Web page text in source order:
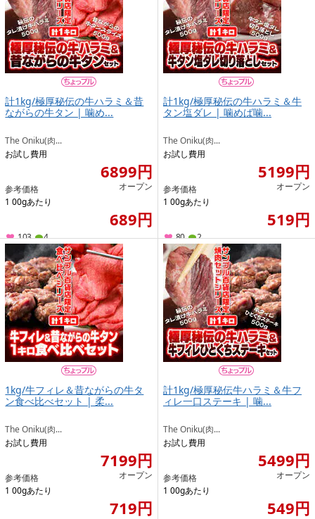
計1kg/極厚秘伝の牛ハラミ＆昔
ながらの牛タン | 噛め...
The Oniku(肉...
お試し費用
6899円
参考価格
オープン
1 00gあたり
689円
103 4
計1kg/極厚秘伝の牛ハラミ＆牛
タン塩ダレ | 噛めば噛...
The Oniku(肉...
お試し費用
5199円
参考価格
オープン
1 00gあたり
519円
80 2
1kg/牛フィレ＆昔ながらの牛タ
ン食べ比べセット | 柔...
The Oniku(肉...
お試し費用
7199円
参考価格
オープン
1 00gあたり
719円
計1kg/極厚秘伝牛ハラミ＆牛フ
ィレ一口ステーキ | 噛...
The Oniku(肉...
お試し費用
5499円
参考価格
オープン
1 00gあたり
549円